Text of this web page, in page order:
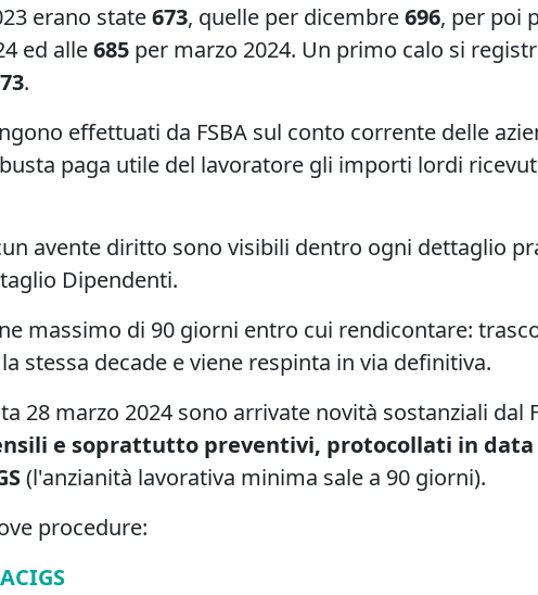
erano state673, quelle per dicembre696, per poi
ed alle685 per marzo 2024. Un primo calo si
.
effettuati da FSBA sul conto corrente delle
paga utile del lavoratore gli importi lordi
avente diritto sono visibili dentro ogni dettaglio
Dipendenti.
massimo di 90 giorni entro cui rendicontare:
stessa decade e viene respinta in via definitiva.
28 marzo 2024 sono arrivate novità sostanziali dal
e soprattutto preventivi, protocollati in data
(l'anzianità lavorativa minima sale a 90 giorni).
procedure: